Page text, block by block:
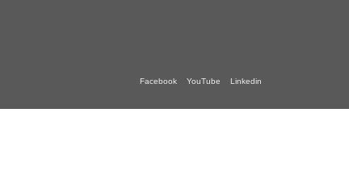
Facebook YouTube Linkedin